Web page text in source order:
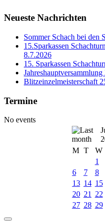
Neueste Nachrichten
Sommer Schach bei den
15.Sparkassen
8.7.2026
15. Sparkassen
Jahreshauptversammlung
Blitzeinzelmeisterschaft
Termine
No events
M T W
1
6
7 8
13 14 15
20 21 22
27 28 29